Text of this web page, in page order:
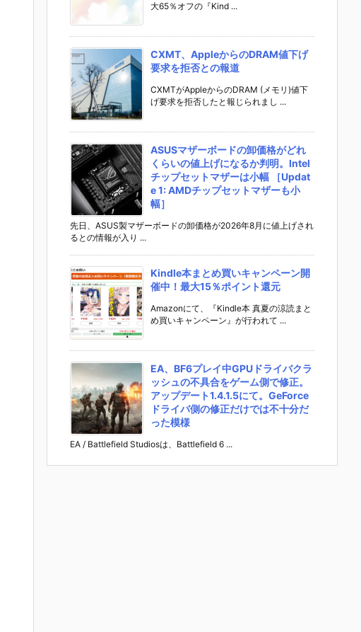
大65％オフの『Kind ...
CXMT、AppleからのDRAM値下げ
要求を拒否との報道
CXMTがAppleからのDRAM (メモリ)値下
げ要求を拒否したと報じられまし ...
ASUSマザーボードの卸価格がどれ
くらいの値上げになるか判明。Intel
チップセットマザーは小幅 ［Updat
e 1: AMDチップセットマザーも小
幅］
先日、ASUS製マザーボードの卸価格が2026年8月に値上げされ
るとの情報が入り ...
Kindle本まとめ買いキャンペーン開
催中！最大15％ポイント還元
Amazonにて、『Kindle本 真夏の涼読まと
め買いキャンペーン』が行われて ...
EA、BF6プレイ中GPUドライバクラ
ッシュの不具合をゲーム側で修正。
アップデート1.4.1.5にて。GeForce
ドライバ側の修正だけでは不十分だ
った模様
EA / Battlefield Studiosは、Battlefield 6 ...